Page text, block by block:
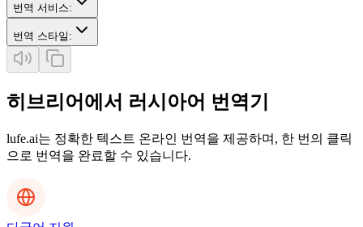
번역 서비스:
번역 스타일 :
히브리어에서 러시아어 번역기
lufe.ai는 정확한 텍스트 온라인 번역을 제공하며, 한 번의 클릭
으로 번역을 완료할 수 있습니다.